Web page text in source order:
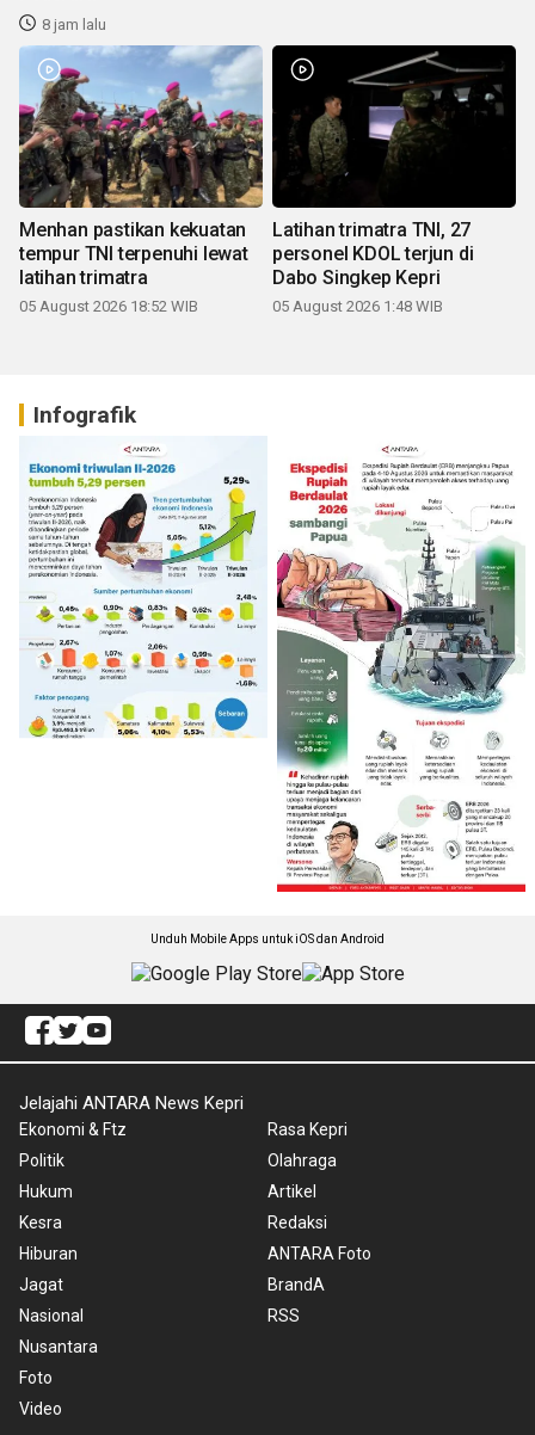
8 jam lalu
Menhan pastikan kekuatan
tempur TNI terpenuhi lewat
latihan trimatra
05 August 2026 18:52 WIB
Latihan trimatra TNI, 27
personel KDOL terjun di
Dabo Singkep Kepri
05 August 2026 1:48 WIB
Infografik
Unduh Mobile Apps untuk iOS dan Android
Jelajahi ANTARA News Kepri
Ekonomi & Ftz
Politik
Hukum
Kesra
Hiburan
Jagat
Nasional
Nusantara
Foto
Video
Rasa Kepri
Olahraga
Artikel
Redaksi
ANTARA Foto
BrandA
RSS